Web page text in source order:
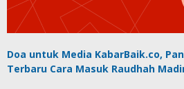
Doa untuk Media KabarBaik.co,
Terbaru Cara Masuk Raudhah